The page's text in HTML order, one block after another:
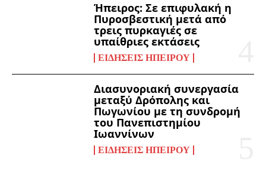
Ήπειρος: Σε επιφυλακή η
Πυροσβεστική μετά από
τρεις πυρκαγιές σε
υπαίθριες εκτάσεις
ΕΙΔΉΣΕΙΣ ΗΠΕΊΡΟΥ
Διασυνοριακή συνεργασία
μεταξύ Δρόπολης και
Πωγωνίου με τη συνδρομή
του Πανεπιστημίου
Ιωαννίνων
ΕΙΔΉΣΕΙΣ ΗΠΕΊΡΟΥ